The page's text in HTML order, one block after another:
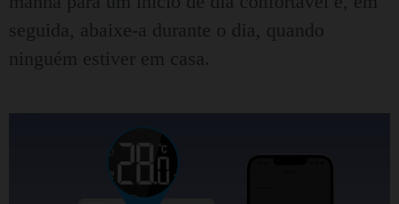
seguida, abaixe-a durante o dia, quando
ninguém estiver em casa.